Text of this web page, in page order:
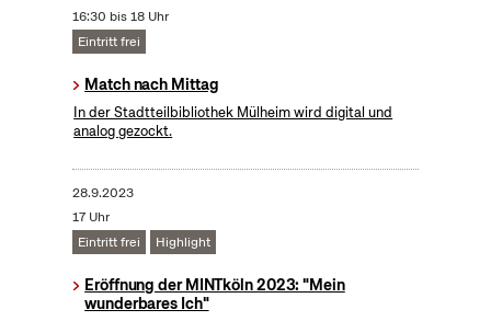
16:30 bis 18 Uhr
Eintritt frei
Match nach Mittag
In der Stadtteilbibliothek Mülheim wird digital und
analog gezockt.
28.9.2023
17 Uhr
Eintritt frei
Highlight
Eröffnung der MINTköln 2023: "Mein
wunderbares Ich"